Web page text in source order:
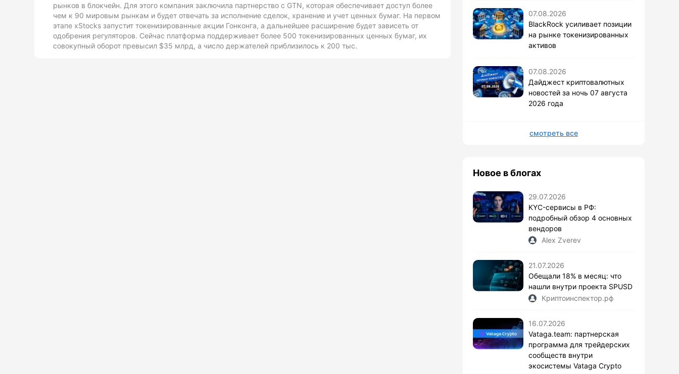
рынков в блокчейн. Для этого компания заключила партнерство с GTN, которая обеспечивает доступ более
чем к 90 мировым рынкам и будет отвечать за исполнение сделок, хранение и учет ценных бумаг. На первом
этапе xStocks запустит токенизированные акции Гонконга, а дальнейшее расширение будет зависеть от
одобрения регуляторов. Сейчас платформа поддерживает более 500 токенизированных ценных бумаг, их
совокупный оборот превысил $35 млрд, а число держателей приблизилось к 200 тыс.
07.08.2026
BlackRock усиливает позиции
на рынке токенизированных
активов
07.08.2026
Дайджест криптовалютных
новостей за ночь 07 августа
2026 года
смотреть все
Новое в блогах
29.07.2026
KYC-сервисы в РФ:
подробный обзор 4 основных
вендоров
Alex Zverev
21.07.2026
Обещали 18% в месяц: что
нашли внутри проекта SPUSD
Криптоинспектор.рф
16.07.2026
Vataga.team: партнерская
программа для трейдерских
сообществ внутри
экосистемы Vataga Crypto